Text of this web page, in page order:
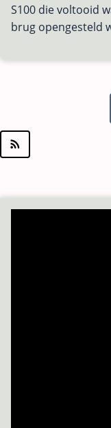
S100 die voltooid
brug opengesteld